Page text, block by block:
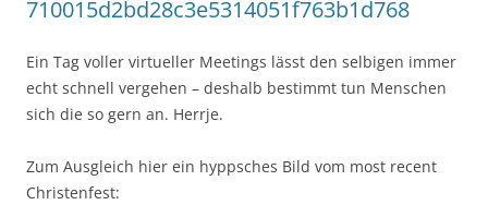
710015d2bd28c3e5314051f763b1d768
Ein Tag voller virtueller Meetings lässt den selbigen immer
echt schnell vergehen – deshalb bestimmt tun Menschen
sich die so gern an. Herrje.
Zum Ausgleich hier ein hyppsches Bild vom most recent
Christenfest: